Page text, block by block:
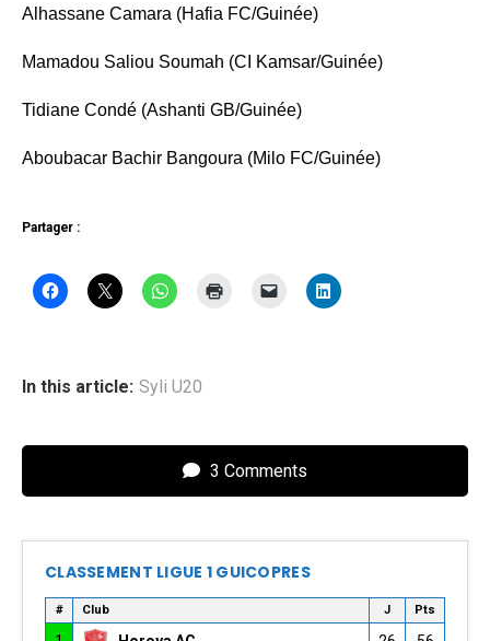
Alhassane Camara (Hafia FC/Guinée)
Mamadou Saliou Soumah (CI Kamsar/Guinée)
Tidiane Condé (Ashanti GB/Guinée)
Aboubacar Bachir Bangoura (Milo FC/Guinée)
Partager :
In this article: Syli U20
3 Comments
CLASSEMENT LIGUE 1 GUICOPRES
# Club J Pts